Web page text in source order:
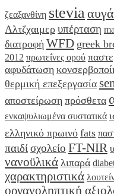
ζεαξανθίνη stevia αυγά
Αλτζχαιμερ υπέρταση
διατροφή WFD greek
2012 πρωτεΐνες ορού
αφυδάτωση
θερμική επεξεργασία
αποστείρωση πρόσθετα
ενκαψυλιωμένα συστατικά
ελληνικό πρωινό fats
παιδίσχολείο FT-NIR
νανοϋλικά λιπαρά
χαρακτηριστικά
οργανοληπτική